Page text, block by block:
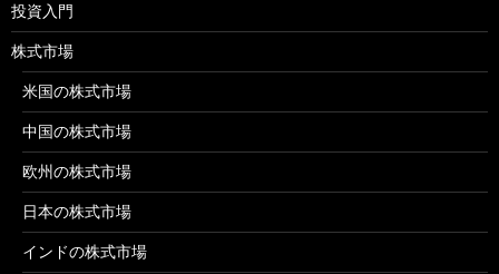
投資入門
株式市場
米国の株式市場
中国の株式市場
欧州の株式市場
日本の株式市場
インドの株式市場